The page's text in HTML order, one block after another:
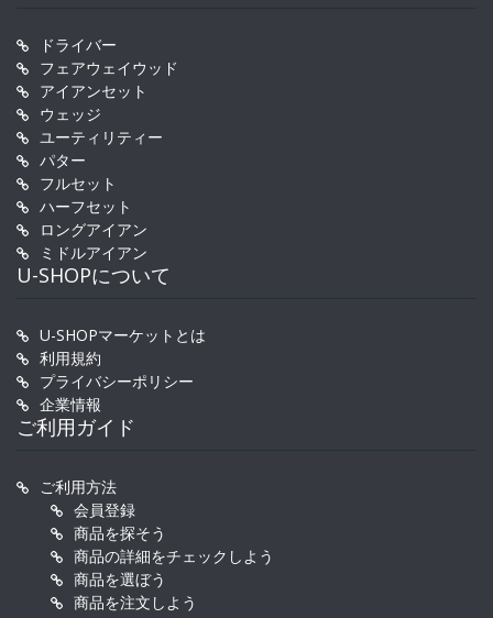
ドライバー
フェアウェイウッド
アイアンセット
ウェッジ
ユーティリティー
パター
フルセット
ハーフセット
ロングアイアン
ミドルアイアン
U-SHOPについて
U-SHOPマーケットとは
利用規約
プライバシーポリシー
企業情報
ご利用ガイド
ご利用方法
会員登録
商品を探そう
商品の詳細をチェックしよう
商品を選ぼう
商品を注文しよう